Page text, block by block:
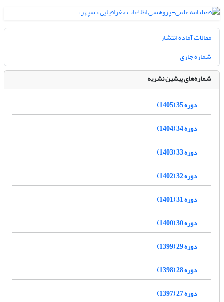
مقالات آماده انتشار
شماره جاری
شماره‌های پیشین نشریه
دوره 35 (1405)
دوره 34 (1404)
دوره 33 (1403)
دوره 32 (1402)
دوره 31 (1401)
دوره 30 (1400)
دوره 29 (1399)
دوره 28 (1398)
دوره 27 (1397)